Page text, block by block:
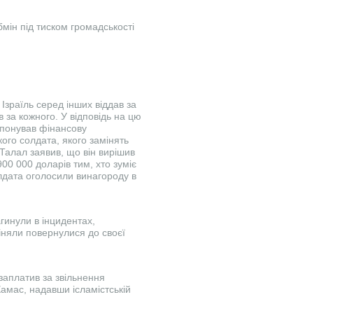
під тиском громадськості
серед інших віддав за
за кожного. У відповідь на цю
фінансову
солдата, якого замінять
Талал заявив, що він вирішив
000 доларів тим, хто зуміє
оголосили винагороду в
в інцидентах,
повернулися до своєї
за звільнення
надавши ісламістській